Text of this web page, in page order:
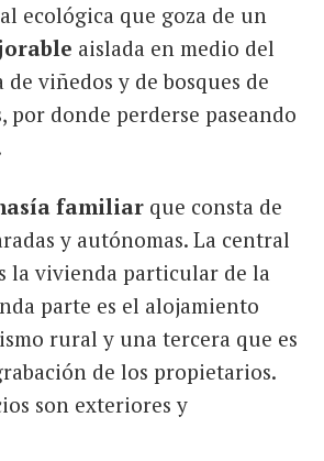
ecológica que goza de un
aislada en medio del
de viñedos y de bosques de
por donde perderse paseando
familiar que consta de
y autónomas. La central
la vivienda particular de la
parte es el alojamiento
rural y una tercera que es
de los propietarios.
son exteriores y